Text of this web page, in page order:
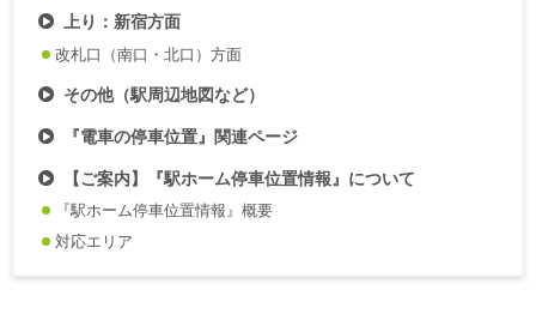
上り：新宿方面
改札口（南口・北口）方面
その他（駅周辺地図など）
『電車の停車位置』関連ページ
【ご案内】『駅ホーム停車位置情報』について
『駅ホーム停車位置情報』概要
対応エリア